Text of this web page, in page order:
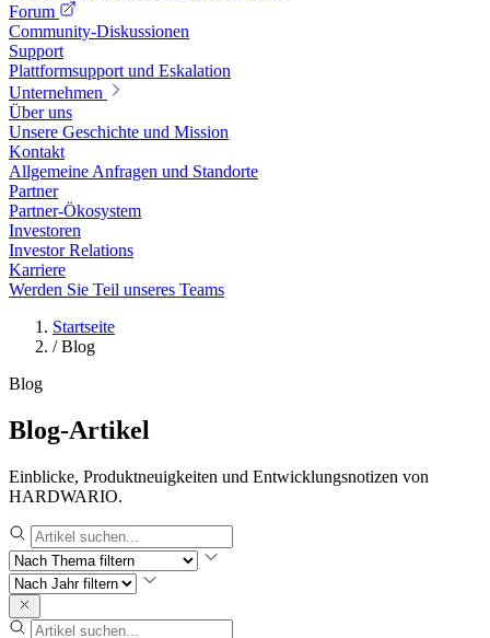
Forum
Community-Diskussionen
Support
Plattformsupport und Eskalation
Unternehmen
Über uns
Unsere Geschichte und Mission
Kontakt
Allgemeine Anfragen und Standorte
Partner
Partner-Ökosystem
Investoren
Investor Relations
Karriere
Werden Sie Teil unseres Teams
Startseite
/ Blog
Blog
Blog-Artikel
Einblicke, Produktneuigkeiten und Entwicklungsnotizen von
HARDWARIO.